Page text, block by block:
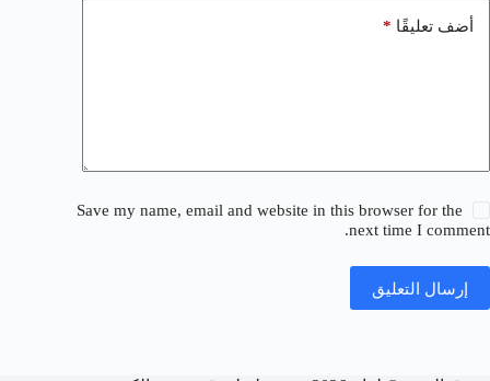
أضف تعليقًا *
Save my name, email and website in this browser for the
next time I comment.
إرسال التعليق